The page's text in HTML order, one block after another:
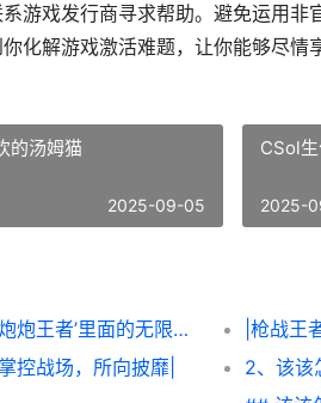
游戏发行商寻求帮助。避免运用
化解游戏激活难题，让你能够尽情
的汤姆猫
2025-09-05
CSol
2025-
|该该怎么办办轻松获得《炮炮王者’里面的无限金币和星星|
|枪战王
控战场，所向披靡|
2、该该